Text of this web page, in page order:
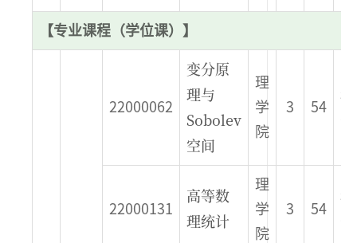
【专业课程（学位课）】
22000062
变分原
理与
Sobolev
空间
理
学
院
3 54
秋
22000131
高等数
理统计
理
学
院
3 54
秋